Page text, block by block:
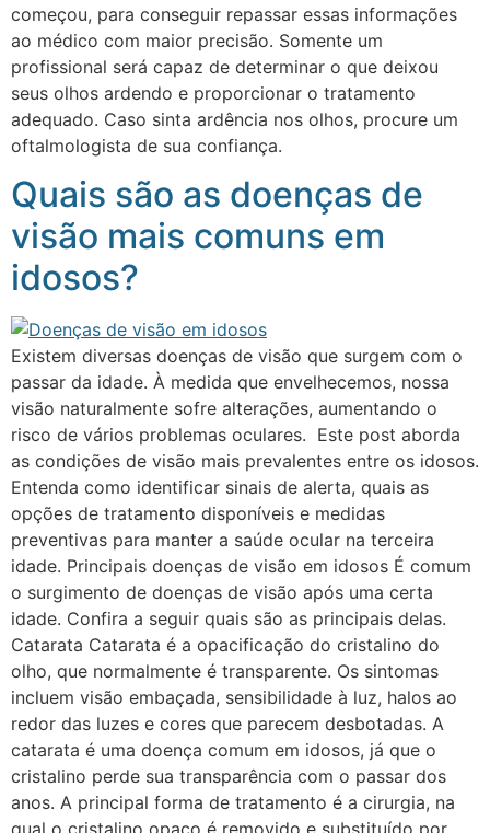
começou, para conseguir repassar essas informações
ao médico com maior precisão. Somente um
profissional será capaz de determinar o que deixou
seus olhos ardendo e proporcionar o tratamento
adequado. Caso sinta ardência nos olhos, procure um
oftalmologista de sua confiança.
Quais são as doenças de
visão mais comuns em
idosos?
Existem diversas doenças de visão que surgem com o
passar da idade. À medida que envelhecemos, nossa
visão naturalmente sofre alterações, aumentando o
risco de vários problemas oculares. Este post aborda
as condições de visão mais prevalentes entre os idosos.
Entenda como identificar sinais de alerta, quais as
opções de tratamento disponíveis e medidas
preventivas para manter a saúde ocular na terceira
idade. Principais doenças de visão em idosos É comum
o surgimento de doenças de visão após uma certa
idade. Confira a seguir quais são as principais delas.
Catarata Catarata é a opacificação do cristalino do
olho, que normalmente é transparente. Os sintomas
incluem visão embaçada, sensibilidade à luz, halos ao
redor das luzes e cores que parecem desbotadas. A
catarata é uma doença comum em idosos, já que o
cristalino perde sua transparência com o passar dos
anos. A principal forma de tratamento é a cirurgia, na